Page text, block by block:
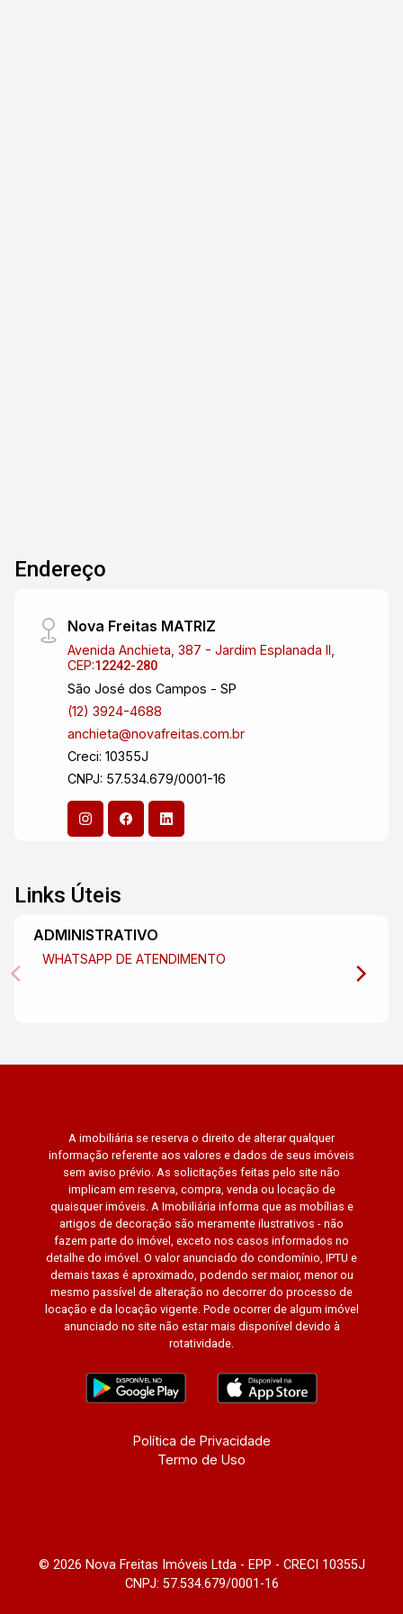
Endereço
Nova Freitas MATRIZ
Avenida Anchieta, 387 - Jardim Esplanada II,
CEP:12242-280
São José dos Campos - SP
(12) 3924-4688
anchieta@novafreitas.com.br
Creci: 10355J
CNPJ: 57.534.679/0001-16
Links Úteis
ADMINISTRATIVO
WHATSAPP DE ATENDIMENTO
A imobiliária se reserva o direito de alterar qualquer
informação referente aos valores e dados de seus imóveis
sem aviso prévio. As solicitações feitas pelo site não
implicam em reserva, compra, venda ou locação de
quaisquer imóveis. A Imobiliária informa que as mobílias e
artigos de decoração são meramente ilustrativos - não
fazem parte do imóvel, exceto nos casos informados no
detalhe do imóvel. O valor anunciado do condomínio, IPTU e
demais taxas é aproximado, podendo ser maior, menor ou
mesmo passível de alteração no decorrer do processo de
locação e da locação vigente. Pode ocorrer de algum imóvel
anunciado no site não estar mais disponível devido à
rotatividade.
Política de Privacidade
Termo de Uso
© 2026 Nova Freitas Imóveis Ltda - EPP - CRECI 10355J
CNPJ: 57.534.679/0001-16